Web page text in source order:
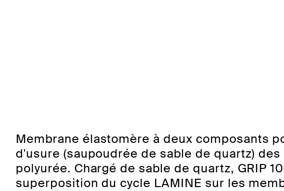
Membrane élastomère à deux composants
d'usure (saupoudrée de sable de quartz)
polyurée. Chargé de sable de quartz, GRIP
superposition du cycle LAMINE sur les